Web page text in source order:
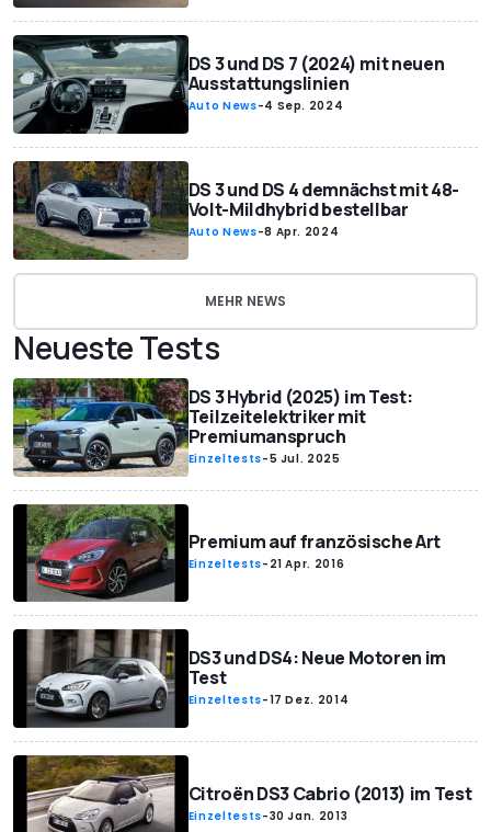
DS 3 und DS 7 (2024) mit neuen
Ausstattungslinien
Auto News-4 Sep. 2024
DS 3 und DS 4 demnächst mit 48-
Volt-Mildhybrid bestellbar
Auto News-8 Apr. 2024
MEHR NEWS
Neueste Tests
DS 3 Hybrid (2025) im Test:
Teilzeitelektriker mit
Premiumanspruch
Einzeltests-5 Jul. 2025
Premium auf französische Art
Einzeltests- 21 Apr. 2016
DS3 und DS4: Neue Motoren im
Test
Einzeltests-17 Dez. 2014
Citroën DS3 Cabrio (2013) im Test
Einzeltests-30 Jan. 2013